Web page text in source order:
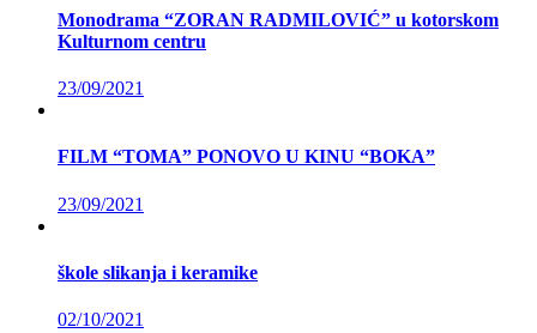
Monodrama “ZORAN RADMILOVIĆ” u kotorskom
Kulturnom centru
23/09/2021
FILM “TOMA” PONOVO U KINU “BOKA”
23/09/2021
škole slikanja i keramike
02/10/2021